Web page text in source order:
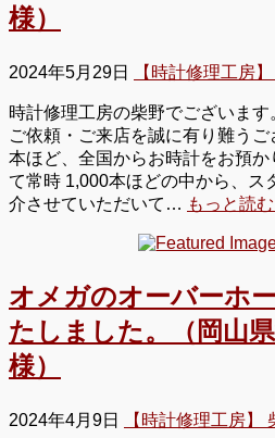
様）
2024年5月29日 【時計修理工房
時計修理工房の柴野でございま
ご依頼・ご来店を誠に有り難う
本ほど、全国からお時計をお預
て常時 1,000本ほどの中から、ス
介させていただいて… もっと読
オメガのオーバーホ
たしました。（岡山
様）
2024年4月9日 【時計修理工房】